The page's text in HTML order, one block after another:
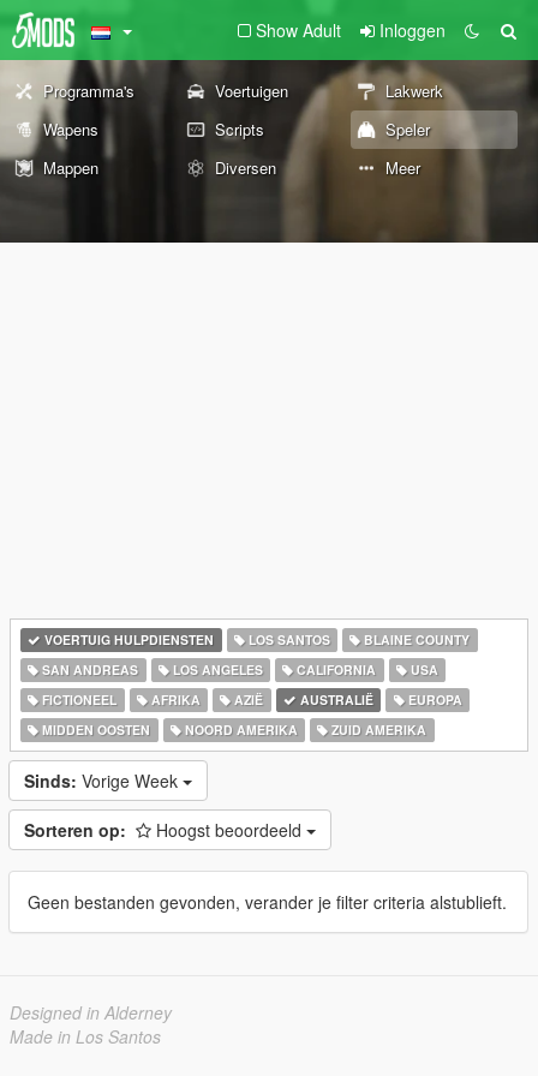
Show Adult Inloggen
Programma's Voertuigen
Lakwerk
Wapens
Scripts
Speler
Mappen
Diversen Meer
VOERTUIG HULPDIENSTEN LOS SANTOS
BLAINE COUNTY
SAN ANDREAS
LOS ANGELES CALIFORNIA
USA
FICTIONEEL
AFRIKA AZIË AUSTRALIË
EUROPA
MIDDEN OOSTEN
NOORD AMERIKA ZUID AMERIKA
Sinds: Vorige Week
Sorteren op: Hoogst beoordeeld
Geen bestanden gevonden, verander je filter criteria alstublieft.
Designed in Alderney
Made in Los Santos